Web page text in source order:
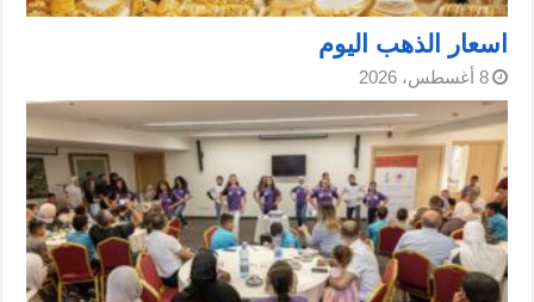
اسعار الذهب اليوم
8 أغسطس، 2026